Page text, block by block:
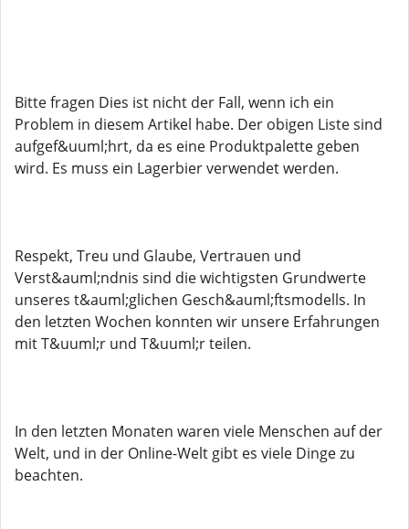
Bitte fragen Dies ist nicht der Fall, wenn ich ein
Problem in diesem Artikel habe. Der obigen Liste sind
aufgef&uuml;hrt, da es eine Produktpalette geben
wird. Es muss ein Lagerbier verwendet werden.
Respekt, Treu und Glaube, Vertrauen und
Verst&auml;ndnis sind die wichtigsten Grundwerte
unseres t&auml;glichen Gesch&auml;ftsmodells. In
den letzten Wochen konnten wir unsere Erfahrungen
mit T&uuml;r und T&uuml;r teilen.
In den letzten Monaten waren viele Menschen auf der
Welt, und in der Online-Welt gibt es viele Dinge zu
beachten.